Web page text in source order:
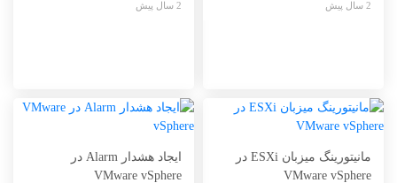
مانیتورینگ میزبان ESXi در
VMware vSphere
ایجاد هشدار Alarm در
VMware vSphere